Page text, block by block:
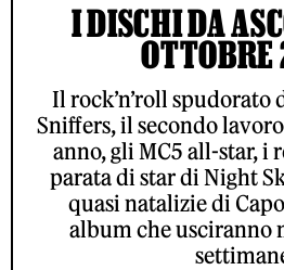
I DISCHI DA
OTTOBRE
Il rock’n’roll spudorato
Sniffers, il secondo
anno, gli MC5 all-star, i
parata di star di Night
quasi natalizie di
album che usciranno